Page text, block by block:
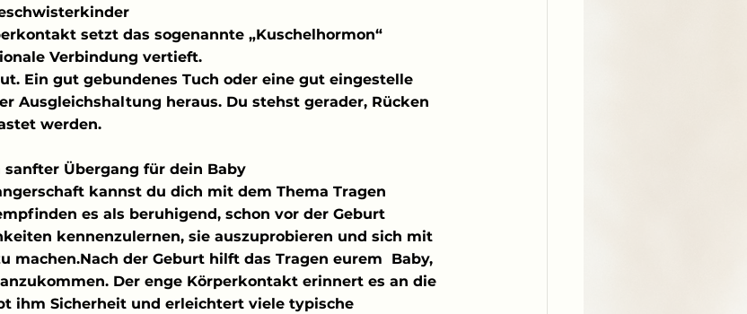
setzt das sogenannte „Kuschelhormon“
Verbindung vertieft.
Ein gut gebundenes Tuch oder eine gut eingestelle
Ausgleichshaltung heraus. Du stehst gerader, Rücken
werden.
sanfter Übergang für dein Baby
kannst du dich mit dem Thema Tragen
es als beruhigend, schon vor der Geburt
kennenzulernen, sie auszuprobieren und sich mit
machen.Nach der Geburt hilft das Tragen eurem  Baby,
Der enge Körperkontakt erinnert es an die
ihm Sicherheit und erleichtert viele typische